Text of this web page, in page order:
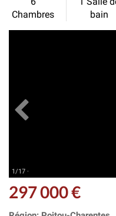
Chambres
bain
1/17 ·
297 000 €